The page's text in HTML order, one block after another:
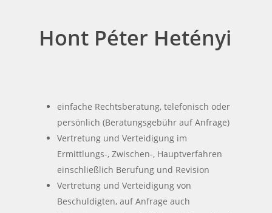
Hont Péter Hetényi
einfache Rechtsberatung, telefonisch oder
persönlich (Beratungsgebühr auf Anfrage)
Vertretung und Verteidigung im
Ermittlungs-, Zwischen-, Hauptverfahren
einschließlich Berufung und Revision
Vertretung und Verteidigung von
Beschuldigten, auf Anfrage auch